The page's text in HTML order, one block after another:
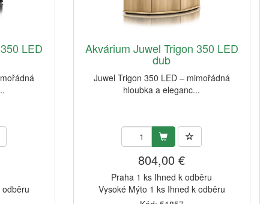
LED Akvárium Juwel Trigon 350 LED
dub
Juwel Trigon 350 LED – mimořádná
hloubka a eleganc...
804,00 €
Praha 1 ks Ihned k odběru
Vysoké Mýto 1 ks Ihned k odběru